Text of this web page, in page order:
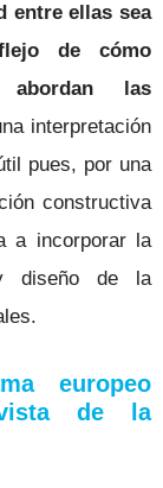
entre ellas sea
de cómo
abordan las
interpretación
pues, por una
constructiva
a incorporar la
diseño de la
europeo
de la